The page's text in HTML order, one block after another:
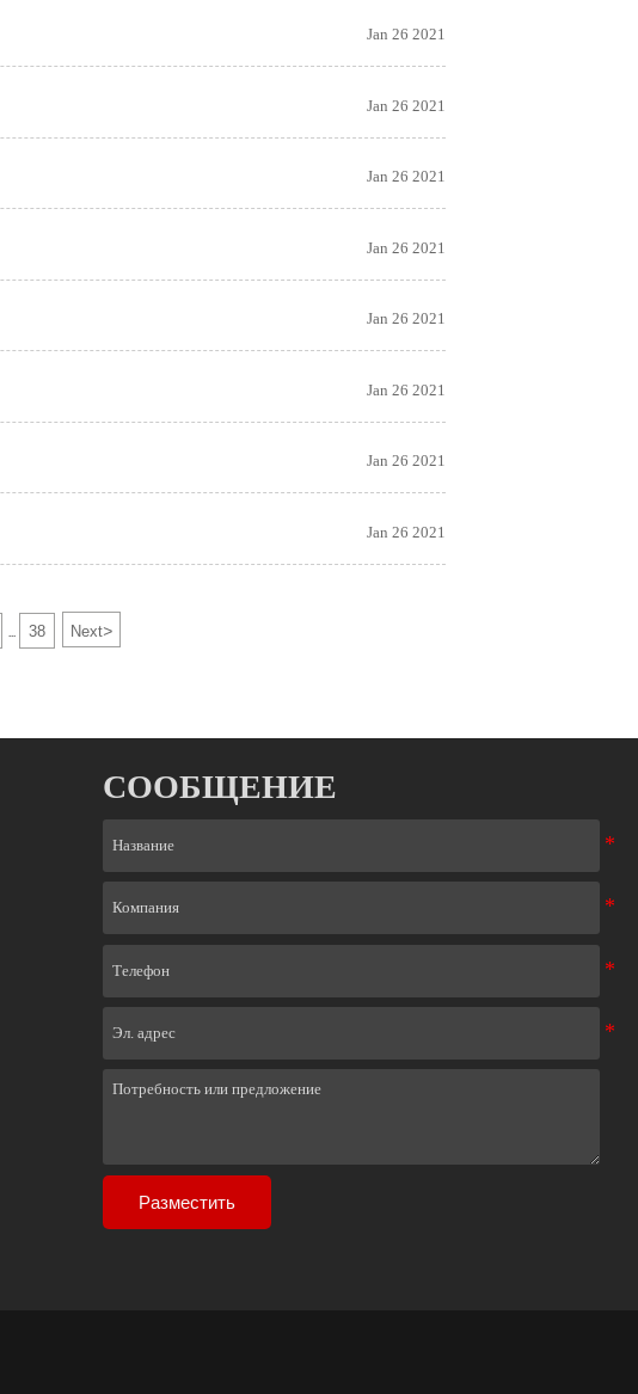
Jan 26 2021
Jan 26 2021
Jan 26 2021
Jan 26 2021
Jan 26 2021
Jan 26 2021
Jan 26 2021
Jan 26 2021
... 38 Next>
СООБЩЕНИЕ
Разместить